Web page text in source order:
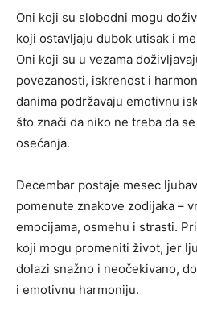
Oni koji su slobodni mogu
koji ostavljaju dubok utisak i
Oni koji su u vezama
povezanosti, iskrenost i
danima podržavaju emotivnu
što znači da niko ne treba da
osećanja.
Decembar postaje mesec
pomenute znakove zodijaka –
emocijama, osmehu i strasti.
koji mogu promeniti život, jer
dolazi snažno i neočekivano,
i emotivnu harmoniju.